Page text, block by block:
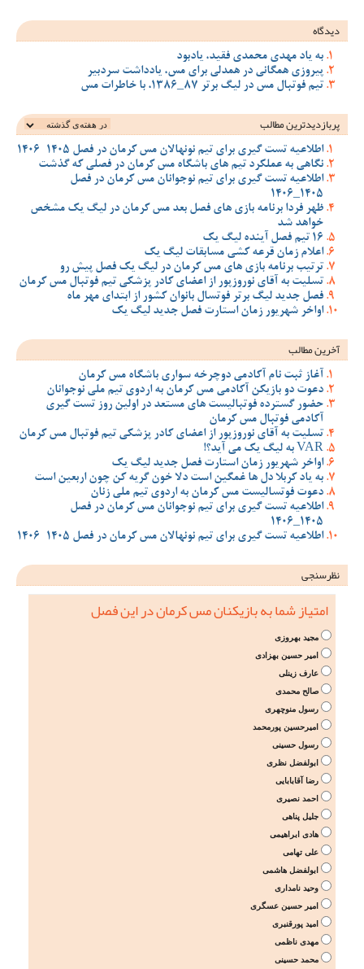
دیدگاه
به یاد مهدی محمدی فقید، یادبود
پیروزی همگانی در همدلی برای مس، یادداشت سردبیر
تیم فوتبال مس در لیگ برتر 87_1386، با خاطرات مس
پربازدیدترین‌ مطالب
اطلاعیه تست گیری برای تیم نونهالان مس کرمان در فصل 1405-1406
نگاهی به عملکرد تیم های باشگاه مس کرمان در فصلی که گذشت
اطلاعیه تست گیری برای تیم نوجوانان مس کرمان در فصل
1405_1406
ظهر فردا برنامه بازی های فصل بعد مس کرمان در لیگ یک مشخص
خواهد شد
16 تیم فصل آینده لیگ یک
اعلام زمان قرعه کشی مسابقات لیگ یک
ترتیب برنامه بازی های مس کرمان در لیگ یک فصل پیش رو
تسلیت به آقای نوروزپور از اعضای کادر پزشکی تیم فوتبال مس کرمان
فصل جدید لیگ برتر فوتسال بانوان کشور از ابتدای مهر ماه
اواخر شهریور زمان استارت فصل جدید لیگ یک
آخرین مطالب
آغاز ثبت نام آکادمی دوچرخه سواری باشگاه مس کرمان
دعوت دو بازیکن آکادمی مس کرمان به اردوی تیم ملی نوجوانان
حضور گسترده فوتبالیست های مستعد در اولین روز تست گیری
آکادمی فوتبال مس کرمان
تسلیت به آقای نوروزپور از اعضای کادر پزشکی تیم فوتبال مس کرمان
VAR به لیگ یک می آید؟!
اواخر شهریور زمان استارت فصل جدید لیگ یک
به یاد کربلا دل ها غمگین است دلا خون گریه کن چون اربعین است
دعوت فوتسالیست مس کرمان به اردوی تیم ملی زنان
اطلاعیه تست گیری برای تیم نوجوانان مس کرمان در فصل
1405_1406
اطلاعیه تست گیری برای تیم نونهالان مس کرمان در فصل 1405-1406
نظرسنجی
امتیاز شما به بازیکنان مس کرمان در این فصل
مجید بهروزی
امیر حسین بهزادی
عارف زینلی
صالح محمدی
رسول منوچهری
امیرحسین پورمحمد
رسول حسینی
ابولفضل نظری
رضا آقابابایی
احمد نصیری
جلیل پناهی
هادی ابراهیمی
علی تهامی
ابولفضل هاشمی
وحید نامداری
امیر حسین عسگری
امید پورقنبری
مهدی ناظمی
محمد حسینی